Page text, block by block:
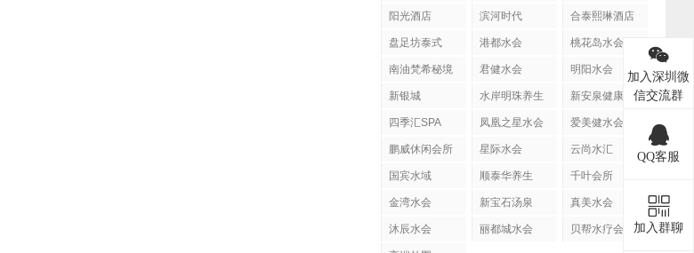
阳光酒店 滨河时代 合泰熙琳酒店
盘足坊泰式
港都水会 桃花岛水会
南油梵希秘境 君健水会 明阳水会
新银城
水岸明珠养生
新安泉健康会
四季汇SPA 凤凰之星水会 爱美健水会
鹏威休闲会所 星际水会 云尚水汇
国宾水域 顺泰华养生 千叶会所
金湾水会 新宝石汤泉 真美水会
沐辰水会 丽都城水会 贝帮水疗会
加入深圳微
信交流群
QQ客服
加入群聊